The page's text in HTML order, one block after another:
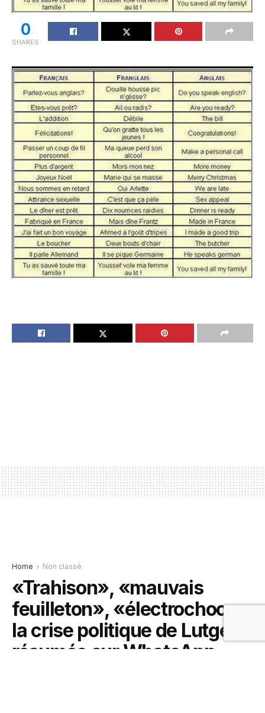
0
SHARES
Home Non classé
«Trahison», «mauvais
feuilleton», «électrochoc»:
la crise politique de Lutgen
résumée sur WhatsApp